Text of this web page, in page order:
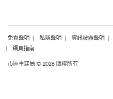
免責聲明 私隱聲明 資訊披露聲明
網頁指南
市區重建局 © 2026 版權所有